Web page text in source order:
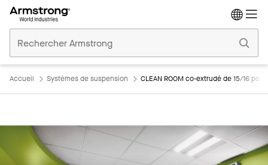
Plafonds
Commerciaux
Accueil Systèmes de suspension CLEAN ROOM co-extrudé de 15/16 po